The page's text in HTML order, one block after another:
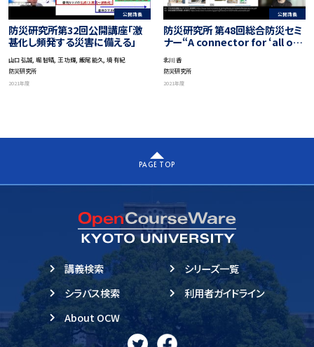
公開講義
防災研究所第32回公開講座「激
甚化し頻発する災害に備える」
山口 弘誠, 堀 智晴, 王 功輝, 飯尾 能久, 境 有紀
防災研究所
2021年度
公開講義
防災研究所 第48回総合防災セミ
ナー“A connector for ‘all of
society engagement’:
revisiting the case of
Kuroshio Town”
北川 香
防災研究所
2021年度
PAGE TOP
講義検索
シラバス検索
About OCW
シリーズ一覧
利用者ガイドライン